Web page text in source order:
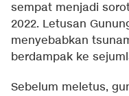
sempat menjadi
2022. Letusan
menyebabkan
berdampak ke
Sebelum meletus,